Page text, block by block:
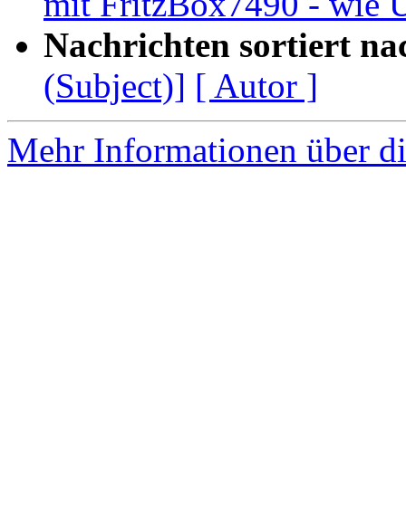
Nachrichten sortiert
(Subject)] [ Autor ]
Mehr Informationen über